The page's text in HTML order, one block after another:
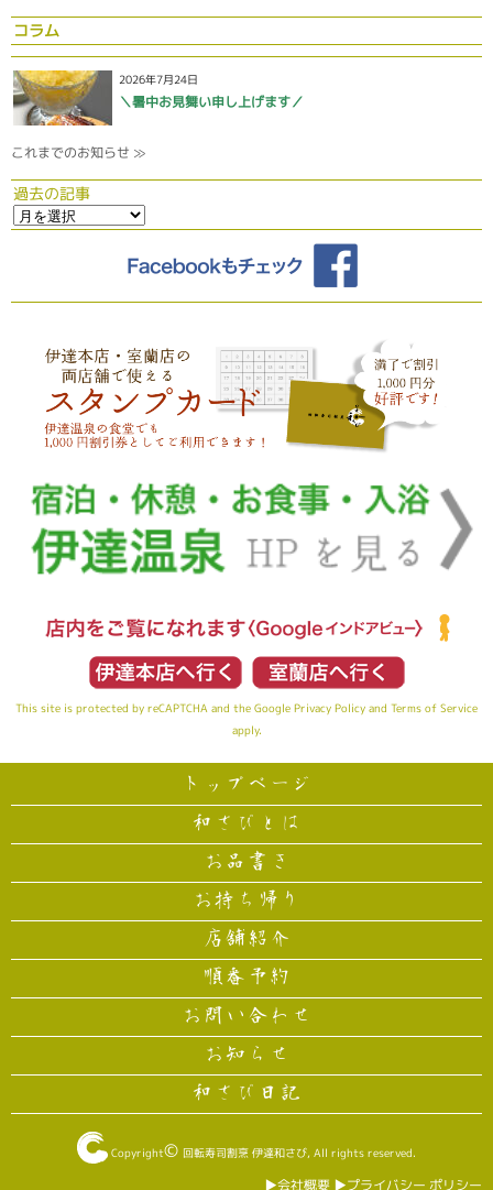
コラム
2026年7月24日
＼暑中お見舞い申し上げます／
これまでのお知らせ ≫
過去の記事
This site is protected by reCAPTCHA and the Google Privacy Policy and Terms of Service
apply.
トップページ
和さびとは
お品書き
お持ち帰り
店舗紹介
順番予約
お問い合わせ
お知らせ
和さび日記
Copyright© 回転寿司割烹 伊達和さび, All rights reserved.
▶︎会社概要 ▶︎プライバシー ポリシー